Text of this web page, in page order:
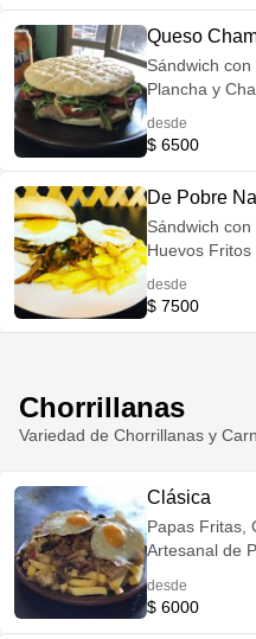
Queso
Sándwich
Plancha y
Lomo de
desde
$ 6500
De Pobre
Sándwich
Huevos Fritos
Cerdo Opción
desde
$ 7500
Chorrillanas
Variedad de Chorrillanas y
Clásica
Papas Fritas,
Artesanal de
desde
$ 6000